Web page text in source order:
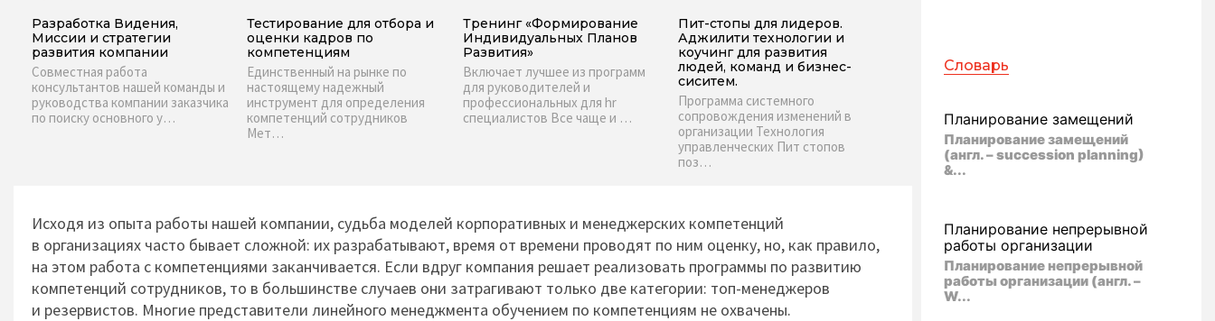
Разработка Видения,
Миссии и стратегии
развития компании
Совместная работа
консультантов нашей команды и
руководства компании заказчика
по поиску основного у…
Тестирование для отбора и
оценки кадров по
компетенциям
Единственный на рынке по
настоящему надежный
инструмент для определения
компетенций сотрудников
Мет…
Тренинг «Формирование
Индивидуальных Планов
Развития»
Включает лучшее из программ
для руководителей и
профессиональных для hr
специалистов Все чаще и …
Пит-стопы для лидеров.
Аджилити технологии и
коучинг для развития
людей, команд и бизнес-
сиситем.
Программа системного
сопровождения изменений в
организации Технология
управленческих Пит стопов
поз…
Исходя из опыта работы нашей компании, судьба моделей корпоративных и менеджерских компетенций
в организациях часто бывает сложной: их разрабатывают, время от времени проводят по ним оценку, но, как правило,
на этом работа с компетенциями заканчивается. Если вдруг компания решает реализовать программы по развитию
компетенций сотрудников, то в большинстве случаев они затрагивают только две категории: топ-менеджеров
и резервистов. Многие представители линейного менеджмента обучением по компетенциям не охвачены.
Словарь
Планирование замещений
Планирование замещений
(англ. – succession planning)
&...
Планирование непрерывной
работы организации
Планирование непрерывной
работы организации (англ. –
W...